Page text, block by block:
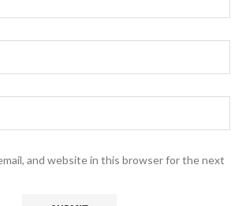
and website in this browser for the next